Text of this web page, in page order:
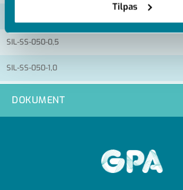
Tilpas
SIL-SS-050-0,5
SIL-SS-050-1,0
SIL-SS-063-1,0
DOKUMENT